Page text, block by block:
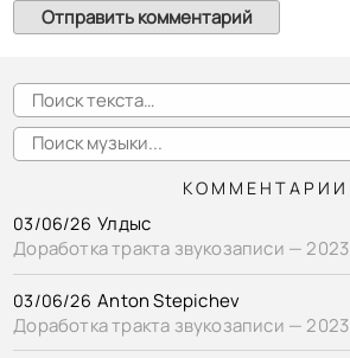
КОММЕНТАРИИ
03/06/26 Улдыс
Доработка тракта звукозаписи — 2023
03/06/26 Anton Stepichev
Доработка тракта звукозаписи — 2023